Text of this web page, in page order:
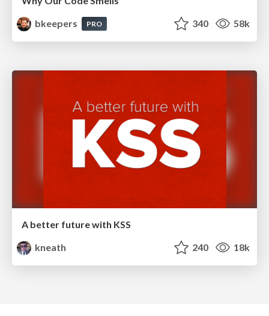
bkeepers
PRO 340 58k
A better future with KSS
kneath
240 18k